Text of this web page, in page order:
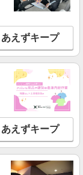
あえずキープ
あえずキープ